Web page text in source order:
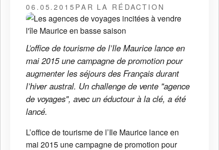
06.05.2015PAR LA RÉDACTION
L’office de tourisme de l’Ile Maurice lance en
mai 2015 une campagne de promotion pour
augmenter les séjours des Français durant
l’hiver austral. Un challenge de vente "agence
de voyages", avec un éductour à la clé, a été
lancé.
L’office de tourisme de l’Ile Maurice lance en
mai 2015 une campagne de promotion pour